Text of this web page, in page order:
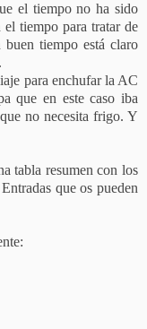
el tiempo no ha sido
tiempo para tratar de
tiempo está claro
para enchufar la AC
que en este caso iba
no necesita frigo. Y
tabla resumen con los
que os pueden